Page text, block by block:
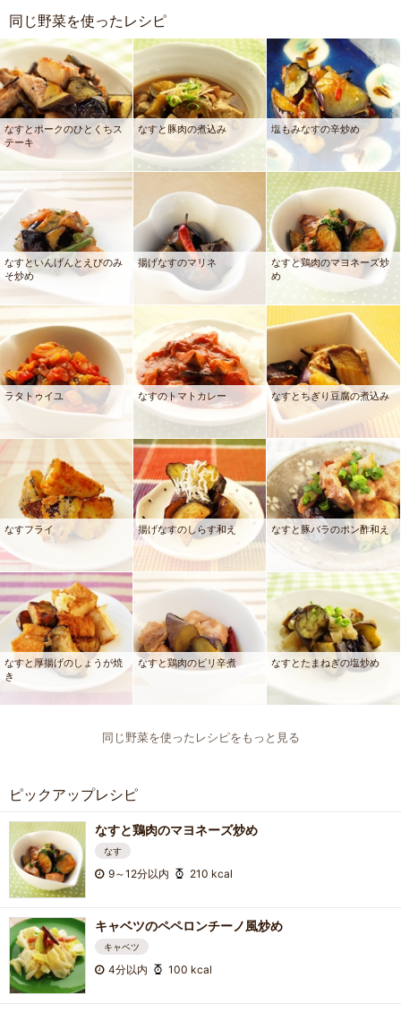
同じ野菜を使ったレシピ
なすとポークのひとくちス
テーキ
なすと豚肉の煮込み 塩もみなすの辛炒め
なすといんげんとえびのみ
そ炒め
揚げなすのマリネ
なすと鶏肉のマヨネーズ炒
め
ラタトゥイユ なすのトマトカレー なすとちぎり豆腐の煮込み
なすフライ 揚げなすのしらす和え なすと豚バラのポン酢和え
なすと厚揚げのしょうが焼
き
なすと鶏肉のピリ辛煮 なすとたまねぎの塩炒め
同じ野菜を使ったレシピをもっと見る
ピックアップレシピ
なすと鶏肉のマヨネーズ炒め
なす
9～12分以内 210 kcal
キャベツのペペロンチーノ風炒め
キャベツ
4分以内 100 kcal